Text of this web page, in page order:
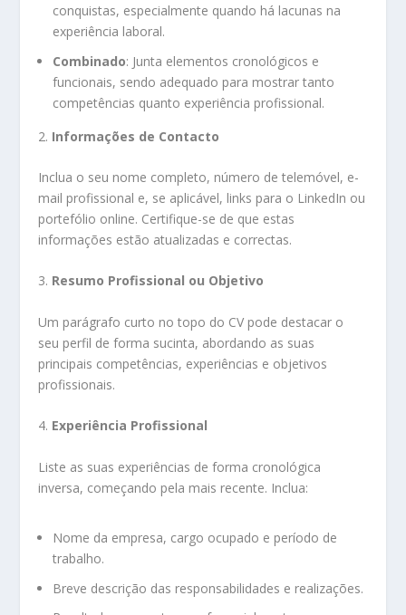
conquistas, especialmente quando há lacunas na
experiência laboral.
Combinado: Junta elementos cronológicos e
funcionais, sendo adequado para mostrar tanto
competências quanto experiência profissional.
2. Informações de Contacto
Inclua o seu nome completo, número de telemóvel, e-
mail profissional e, se aplicável, links para o LinkedIn ou
portefólio online. Certifique-se de que estas
informações estão atualizadas e correctas.
3. Resumo Profissional ou Objetivo
Um parágrafo curto no topo do CV pode destacar o
seu perfil de forma sucinta, abordando as suas
principais competências, experiências e objetivos
profissionais.
4. Experiência Profissional
Liste as suas experiências de forma cronológica
inversa, começando pela mais recente. Inclua:
Nome da empresa, cargo ocupado e período de
trabalho.
Breve descrição das responsabilidades e realizações.